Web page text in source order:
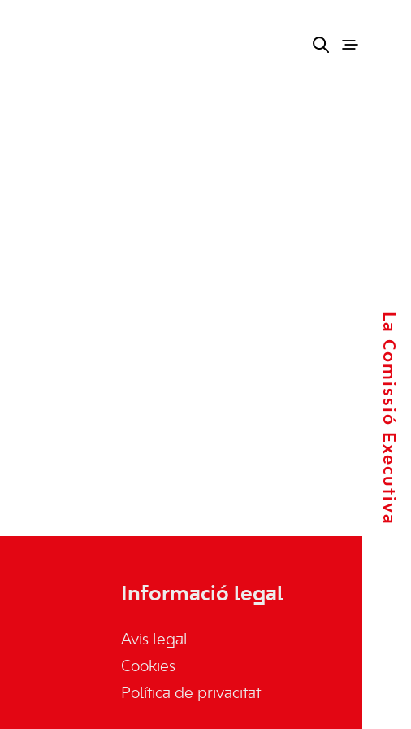
La Comissió Executiva
Informació legal
Avis legal
Cookies
Política de privacitat